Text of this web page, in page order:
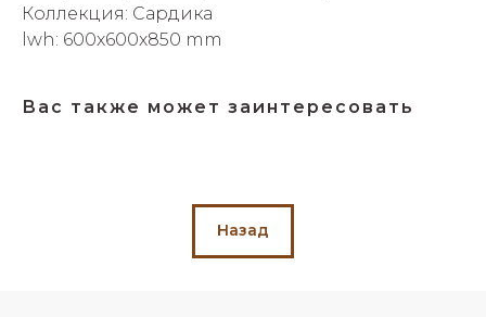
раз в 2
Остались вопросы?
plait.ru
Коллекция: Сардика
lwh: 600x600x850 mm
Вас также может заинтересовать
Назад